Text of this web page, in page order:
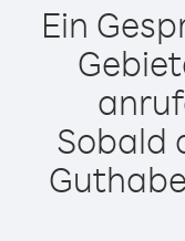
Ein
Sobald